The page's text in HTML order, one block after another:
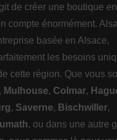
de créer une boutique
compte énormément.
basée en Alsace,
les besoins
cette région. Que vous
, Mulhouse, Colmar,
, Saverne, Bischwiller,
, ou dans une autre